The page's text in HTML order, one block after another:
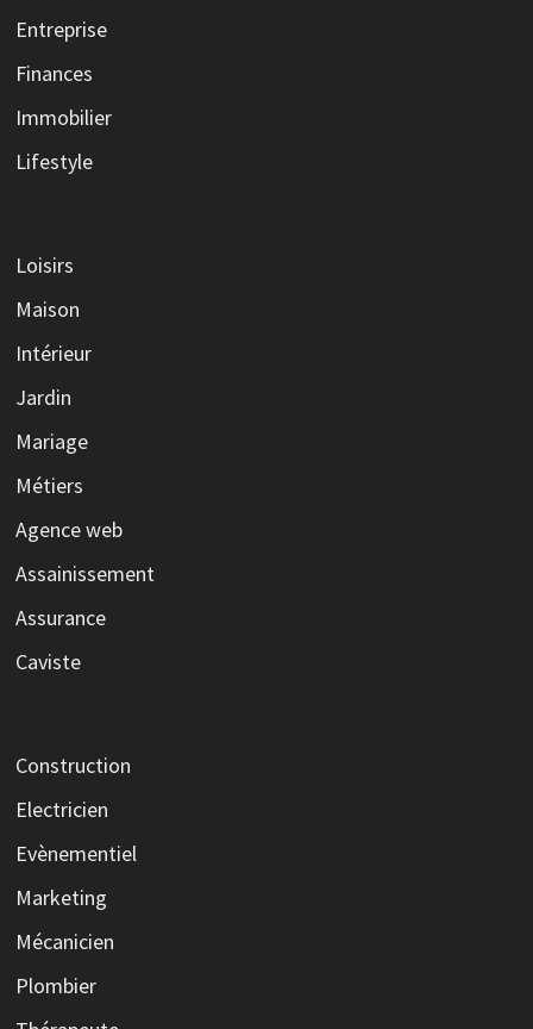
Entreprise
Finances
Immobilier
Lifestyle
Loisirs
Maison
Intérieur
Jardin
Mariage
Métiers
Agence web
Assainissement
Assurance
Caviste
Construction
Electricien
Evènementiel
Marketing
Mécanicien
Plombier